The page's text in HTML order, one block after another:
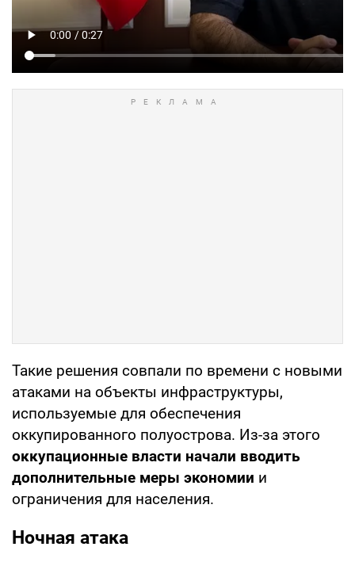
Такие решения совпали по времени с новыми
атаками на объекты инфраструктуры,
используемые для обеспечения
оккупированного полуострова. Из-за этого
оккупационные власти начали вводить
дополнительные меры экономии и
ограничения для населения.
Ночная атака